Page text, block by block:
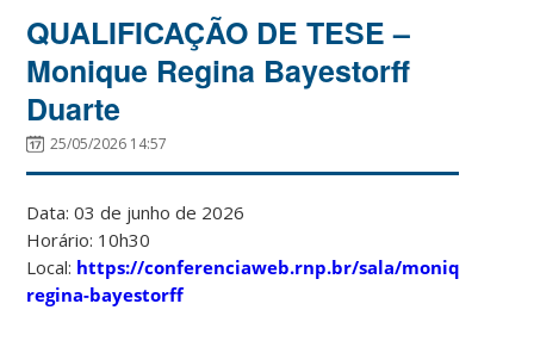
QUALIFICAÇÃO DE TESE –
Monique Regina Bayestorff
Duarte
25/05/2026 14:57
Data: 03 de junho de 2026
Horário: 10h30
Local: https://conferenciaweb.rnp.br/sala/monique-
regina-bayestorff